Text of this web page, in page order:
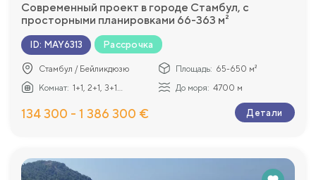
Современный проект в городе Стамбул, с
просторными планировками 66-363 м²
ID: MAY6313 Рассрочка
Стамбул / Бейликдюзю Площадь: 65-650 м²
Комнат: 1+1, 2+1, 3+1... До моря: 4700 м
134 300 - 1 386 300 € Детали